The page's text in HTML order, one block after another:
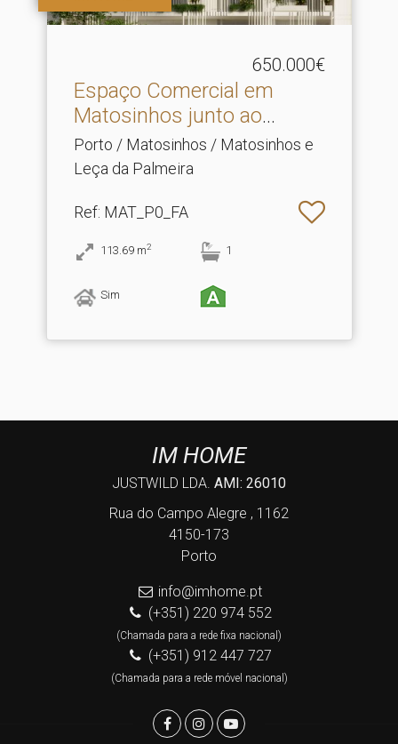
650.000€
Espaço Comercial em
Matosinhos junto ao
Metro.​..
Porto / Matosinhos / Matosinhos e
Leça da Palmeira
Ref: MAT_P0_FA
113.69 m2 1
Sim
IM HOME
JUSTWILD LDA. AMI: 26010
Rua do Campo Alegre , 1162
4150-173
Porto
info@imhome.pt
(+351) 220 974 552
(Chamada para a rede fixa nacional)
(+351) 912 447 727
(Chamada para a rede móvel nacional)